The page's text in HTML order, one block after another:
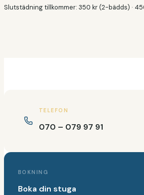
Slutstädning tillkommer: 350 kr (2-bädds) ·
TELEFON
070 – 079 97 91
BOKNING
Boka din stuga